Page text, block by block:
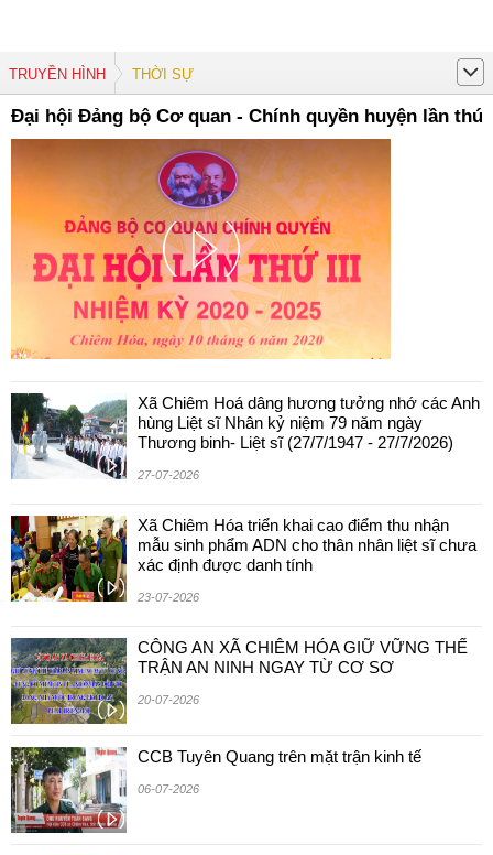
TRUYỀN HÌNH THỜI SỰ
Đại hội Đảng bộ Cơ quan - Chính quyền huyện lần thứ
Xã Chiêm Hoá dâng hương tưởng nhớ các Anh
hùng Liệt sĩ Nhân kỷ niệm 79 năm ngày
Thương binh- Liệt sĩ (27/7/1947 - 27/7/2026)
27-07-2026
Xã Chiêm Hóa triển khai cao điểm thu nhận
mẫu sinh phẩm ADN cho thân nhân liệt sĩ chưa
xác định được danh tính
23-07-2026
CÔNG AN XÃ CHIÊM HÓA GIỮ VỮNG THẾ
TRẬN AN NINH NGAY TỪ CƠ SƠ
20-07-2026
CCB Tuyên Quang trên mặt trận kinh tế
06-07-2026